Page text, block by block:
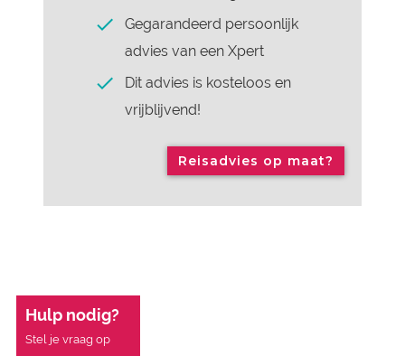
Gegarandeerd persoonlijk
advies van een Xpert
Dit advies is kosteloos en
vrijblijvend!
Reisadvies op maat?
Hulp nodig?
Stel je vraag op